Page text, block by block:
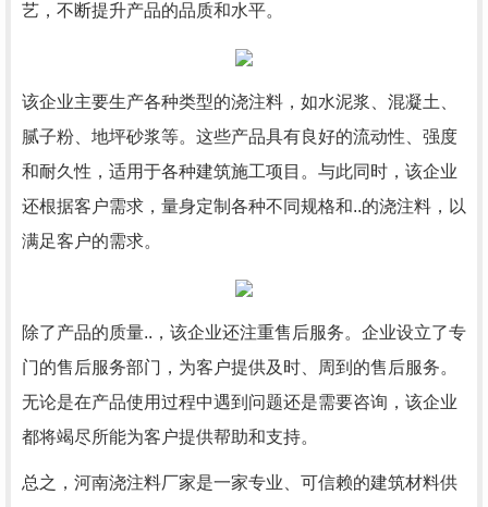
艺，不断提升产品的品质和水平。
该企业主要生产各种类型的浇注料，如水泥浆、混凝土、
腻子粉、地坪砂浆等。这些产品具有良好的流动性、强度
和耐久性，适用于各种建筑施工项目。与此同时，该企业
还根据客户需求，量身定制各种不同规格和..的浇注料，以
满足客户的需求。
除了产品的质量..，该企业还注重售后服务。企业设立了专
门的售后服务部门，为客户提供及时、周到的售后服务。
无论是在产品使用过程中遇到问题还是需要咨询，该企业
都将竭尽所能为客户提供帮助和支持。
总之，河南浇注料厂家是一家专业、可信赖的建筑材料供